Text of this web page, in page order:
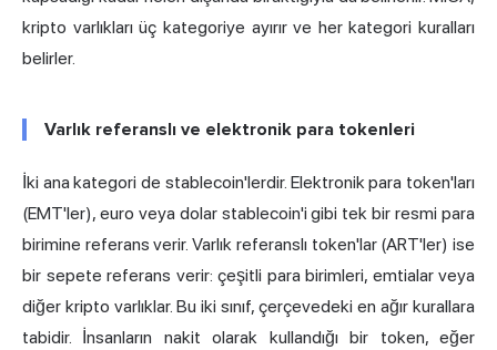
kripto varlıkları üç kategoriye ayırır ve her kategori kuralları
belirler.
Varlık referanslı ve elektronik para tokenleri
İki ana kategori de stablecoin'lerdir. Elektronik para token'ları
(EMT'ler), euro veya dolar stablecoin'i gibi tek bir resmi para
birimine referans verir. Varlık referanslı token'lar (ART'ler) ise
bir sepete referans verir: çeşitli para birimleri, emtialar veya
diğer kripto varlıklar. Bu iki sınıf, çerçevedeki en ağır kurallara
tabidir. İnsanların nakit olarak kullandığı bir token, eğer